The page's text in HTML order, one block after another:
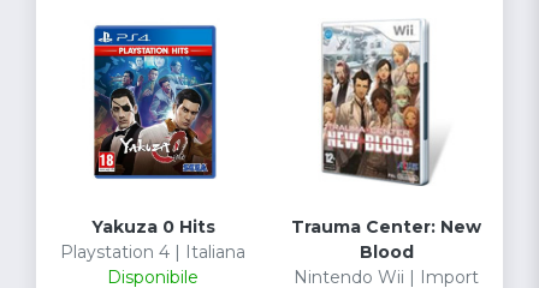
Yakuza 0 Hits
Playstation 4 | Italiana
Disponibile
Trauma Center: New
Blood
Nintendo Wii | Import